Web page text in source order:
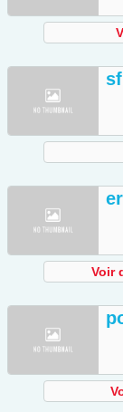
Voir